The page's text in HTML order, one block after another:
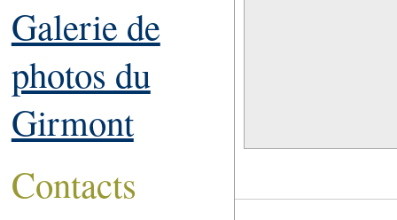
Galerie de
photos du
Girmont
Contacts